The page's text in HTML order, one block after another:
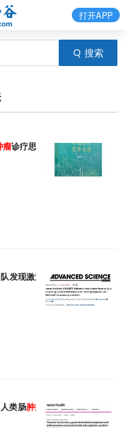
搜索
打开APP
瘤诊疗思维原理》出版
发现激活ARHGEF3可双重优化
类肠肿瘤 中存在微塑料，或增